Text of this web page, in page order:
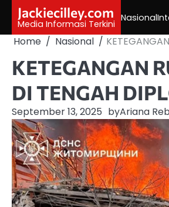
content
Jackiecilley.com
Media Informasi Terkini
Nasional
Home Nasional
KETEGANGAN
DI TENGAH
September 13, 2025 byAriana